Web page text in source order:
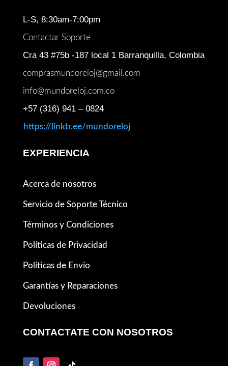
L-S, 8:30am-7:00pm
Contactar Soporte
Cra 43 #75b -187 local 1 Barranquilla, Colombia
comprasmundoreloj@gmail.com
info@mundoreloj.com.co
+57 (316) 941 – 0824
https://linktr.ee/mundoreloj
EXPERIENCIA
Acerca de nosotros
Servicio de Soporte Técnico
Términos y Condiciones
Políticas de Privacidad
Políticas de Envío
Garantías y Reparaciones
Devoluciones
CONTACTATE CON NOSOTROS